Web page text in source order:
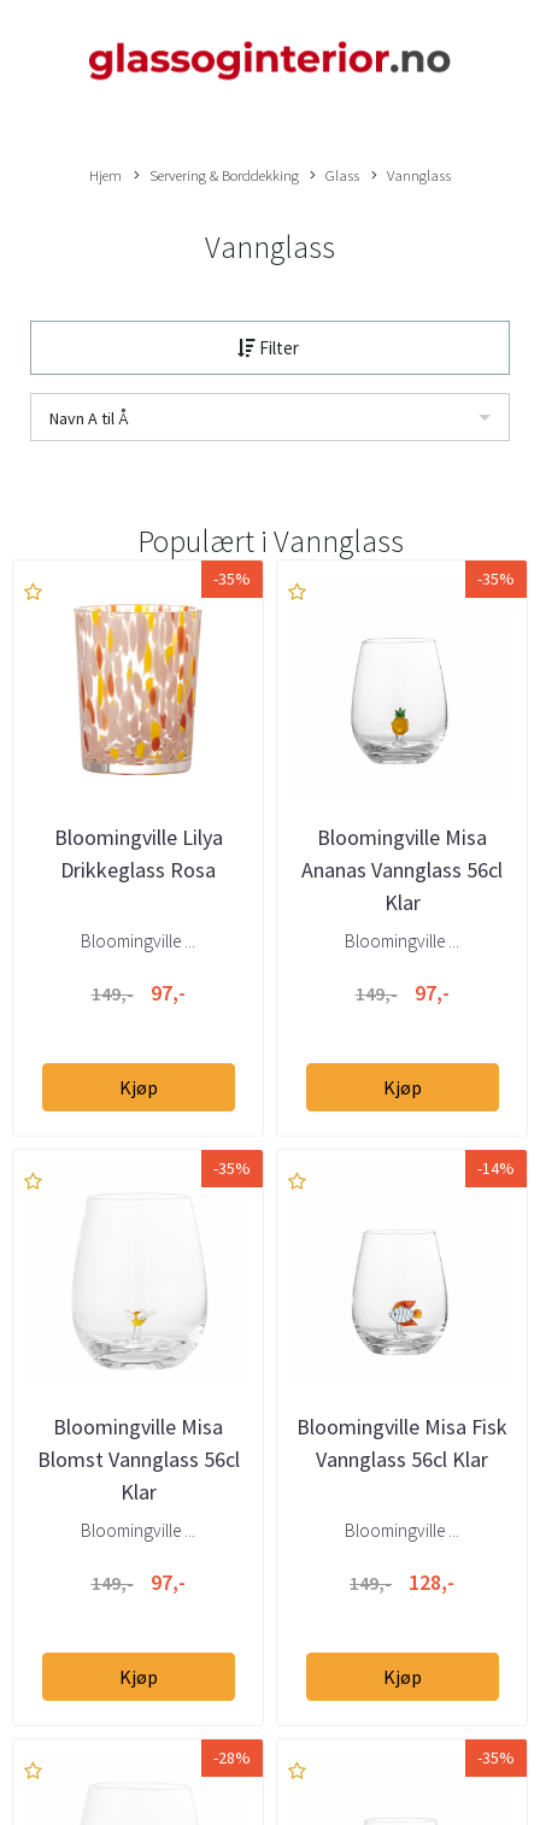
Hjem Servering & Borddekking Glass Vannglass
Vannglass
Filter
Navn A til Å
Populært i Vannglass
-35%
Bloomingville Lilya
Drikkeglass Rosa
Bloomingville ...
149,- 97,-
Kjøp
-35%
Bloomingville Misa
Ananas Vannglass 56cl
Klar
Bloomingville ...
149,- 97,-
Kjøp
-35%
Bloomingville Misa
Blomst Vannglass 56cl
Klar
Bloomingville ...
149,- 97,-
Kjøp
-14%
Bloomingville Misa Fisk
Vannglass 56cl Klar
Bloomingville ...
149,- 128,-
Kjøp
-28% -35%